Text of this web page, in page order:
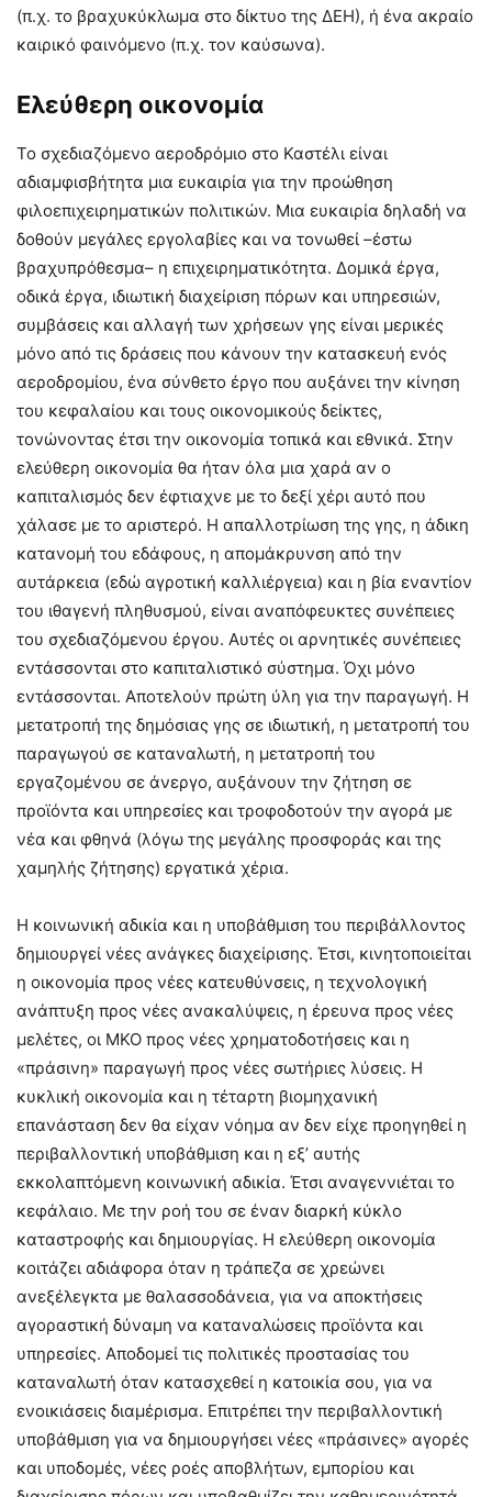
(π.χ. το βραχυκύκλωμα στο δίκτυο της ΔΕΗ), ή ένα ακραίο
καιρικό φαινόμενο (π.χ. τον καύσωνα).
Ελεύθερη οικονομία
Το σχεδιαζόμενο αεροδρόμιο στο Καστέλι είναι
αδιαμφισβήτητα μια ευκαιρία για την προώθηση
φιλοεπιχειρηματικών πολιτικών. Μια ευκαιρία δηλαδή να
δοθούν μεγάλες εργολαβίες και να τονωθεί –έστω
βραχυπρόθεσμα– η επιχειρηματικότητα. Δομικά έργα,
οδικά έργα, ιδιωτική διαχείριση πόρων και υπηρεσιών,
συμβάσεις και αλλαγή των χρήσεων γης είναι μερικές
μόνο από τις δράσεις που κάνουν την κατασκευή ενός
αεροδρομίου, ένα σύνθετο έργο που αυξάνει την κίνηση
του κεφαλαίου και τους οικονομικούς δείκτες,
τονώνοντας έτσι την οικονομία τοπικά και εθνικά. Στην
ελεύθερη οικονομία θα ήταν όλα μια χαρά αν ο
καπιταλισμός δεν έφτιαχνε με το δεξί χέρι αυτό που
χάλασε με το αριστερό. Η απαλλοτρίωση της γης, η άδικη
κατανομή του εδάφους, η απομάκρυνση από την
αυτάρκεια (εδώ αγροτική καλλιέργεια) και η βία εναντίον
του ιθαγενή πληθυσμού, είναι αναπόφευκτες συνέπειες
του σχεδιαζόμενου έργου. Αυτές οι αρνητικές συνέπειες
εντάσσονται στο καπιταλιστικό σύστημα. Όχι μόνο
εντάσσονται. Αποτελούν πρώτη ύλη για την παραγωγή. Η
μετατροπή της δημόσιας γης σε ιδιωτική, η μετατροπή του
παραγωγού σε καταναλωτή, η μετατροπή του
εργαζομένου σε άνεργο, αυξάνουν την ζήτηση σε
προϊόντα και υπηρεσίες και τροφοδοτούν την αγορά με
νέα και φθηνά (λόγω της μεγάλης προσφοράς και της
χαμηλής ζήτησης) εργατικά χέρια.
Η κοινωνική αδικία και η υποβάθμιση του περιβάλλοντος
δημιουργεί νέες ανάγκες διαχείρισης. Έτσι, κινητοποιείται
η οικονομία προς νέες κατευθύνσεις, η τεχνολογική
ανάπτυξη προς νέες ανακαλύψεις, η έρευνα προς νέες
μελέτες, οι ΜΚΟ προς νέες χρηματοδοτήσεις και η
«πράσινη» παραγωγή προς νέες σωτήριες λύσεις. Η
κυκλική οικονομία και η τέταρτη βιομηχανική
επανάσταση δεν θα είχαν νόημα αν δεν είχε προηγηθεί η
περιβαλλοντική υποβάθμιση και η εξ’ αυτής
εκκολαπτόμενη κοινωνική αδικία. Έτσι αναγεννιέται το
κεφάλαιο. Με την ροή του σε έναν διαρκή κύκλο
καταστροφής και δημιουργίας. Η ελεύθερη οικονομία
κοιτάζει αδιάφορα όταν η τράπεζα σε χρεώνει
ανεξέλεγκτα με θαλασσοδάνεια, για να αποκτήσεις
αγοραστική δύναμη να καταναλώσεις προϊόντα και
υπηρεσίες. Αποδομεί τις πολιτικές προστασίας του
καταναλωτή όταν κατασχεθεί η κατοικία σου, για να
ενοικιάσεις διαμέρισμα. Επιτρέπει την περιβαλλοντική
υποβάθμιση για να δημιουργήσει νέες «πράσινες» αγορές
και υποδομές, νέες ροές αποβλήτων, εμπορίου και